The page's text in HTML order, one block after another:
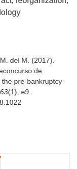
del M. (2017).
de
pre-bankruptcy
63(1), e9.